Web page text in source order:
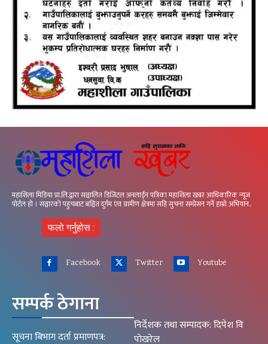
महाशिला मिडिया प्रा.लि.द्वारा सञ्चालित डिजिटल अनलाईन पत्रिका महाशिला खबर आधिकारिक न्यूज
पोर्टल हो । सञ्चारको पहुचबाट बञ्चित दुर्गम एंव ग्रामीण क्षेत्रमा सहि सुचना सम्प्रेसन गर्ने हाम्रो अभियान..
फलो गर्नुहोस :
Facebook Twitter Youtube
सम्पर्क ठेगाना
सूचना बिभाग दर्ता प्रमाणपत्र:
निर्देशक तथा सम्पादक: दिपेश वि
पोखरेल